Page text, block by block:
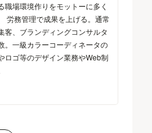
職場環境作りをモットーに多く
労務管理で成果を上げる。通常
客、ブランディングコンサルタ
。一級カラーコーディネータの
ロゴ等のデザイン業務やWeb制